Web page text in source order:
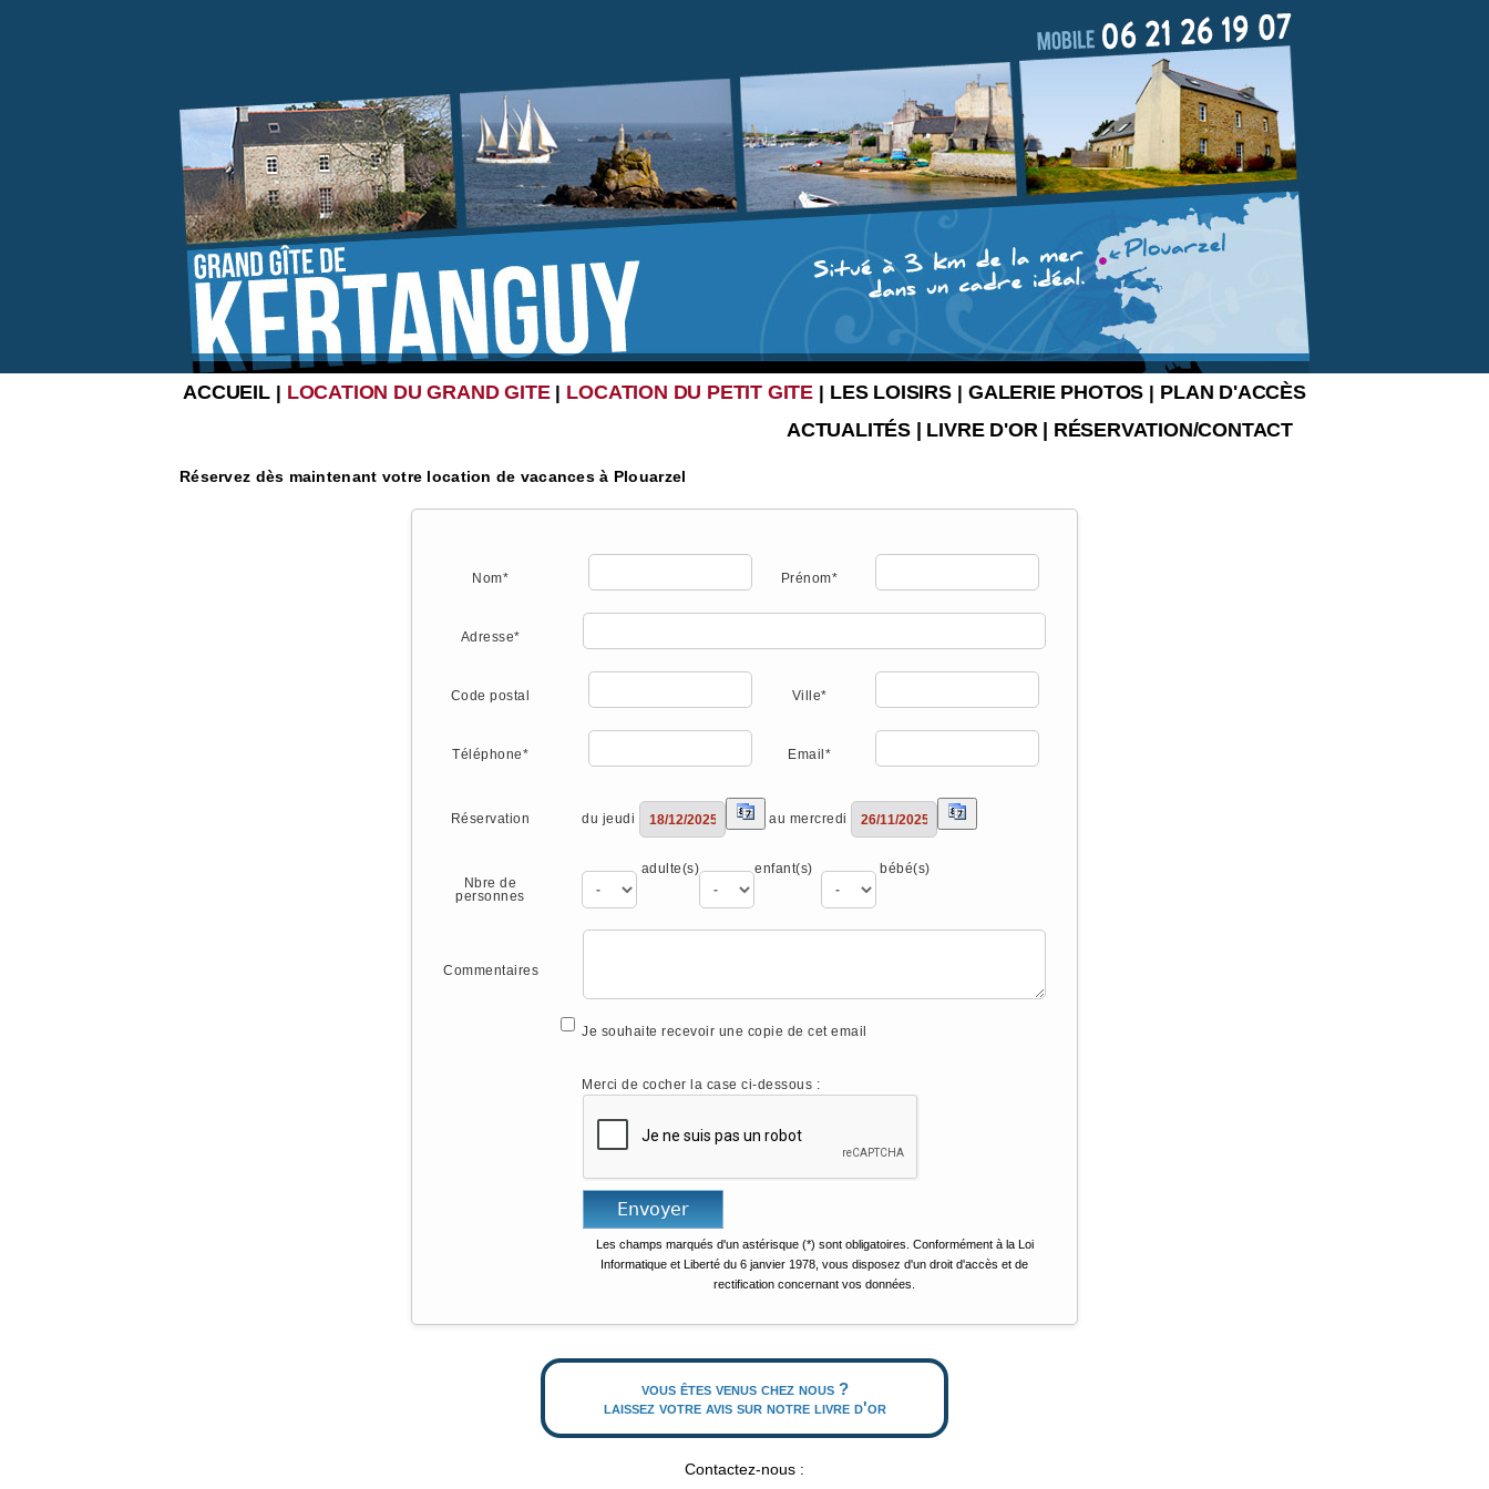
ACCUEIL| LOCATION DU GRAND GITE| LOCATION DU PETIT GITE | LES LOISIRS| GALERIE PHOTOS | PLAN D'ACCÈS
ACTUALITÉS| LIVRE D'OR| RÉSERVATION/CONTACT
Réservez dès maintenant votre location de vacances à Plouarzel
Nom* Prénom*
Adresse*
Code postal Ville*
Téléphone* Email*
Réservation du jeudi au mercredi
Nbre de
personnes
adulte(s) enfant(s) bébé(s)
Commentaires
Je souhaite recevoir une copie de cet email
Merci de cocher la case ci-dessous :
Les champs marqués d'un astérisque (*) sont obligatoires. Conformément à la Loi
Informatique et Liberté du 6 janvier 1978, vous disposez d'un droit d'accès et de
rectification concernant vos données.
vous êtes venus chez nous ?
laissez votre avis sur notre livre d'or
Contactez-nous :